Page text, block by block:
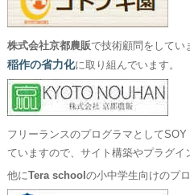
株式会社京都農販で技術顧問をしてい
稲作の省力化に取り組んでいます。
フリーランスのプログラマとして
ていますので、サイト構築やプラグイ
他にTera school の小中学生向けのプ